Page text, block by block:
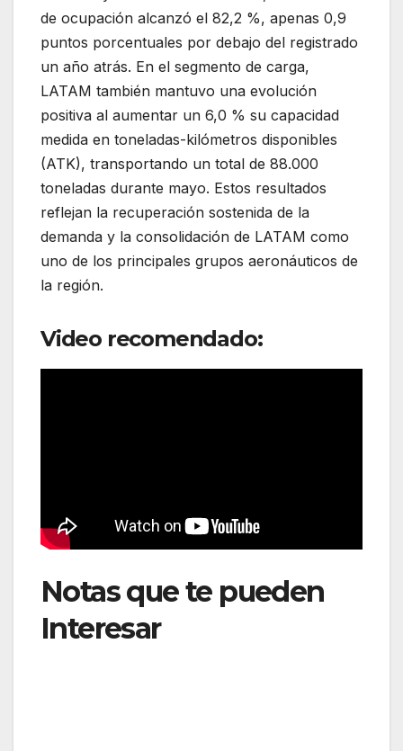
de ocupación alcanzó el 82,2 %, apenas 0,9
puntos porcentuales por debajo del registrado
un año atrás. En el segmento de carga,
LATAM también mantuvo una evolución
positiva al aumentar un 6,0 % su capacidad
medida en toneladas-kilómetros disponibles
(ATK), transportando un total de 88.000
toneladas durante mayo. Estos resultados
reflejan la recuperación sostenida de la
demanda y la consolidación de LATAM como
uno de los principales grupos aeronáuticos de
la región.
Video recomendado:
Notas que te pueden
Interesar: LATAM